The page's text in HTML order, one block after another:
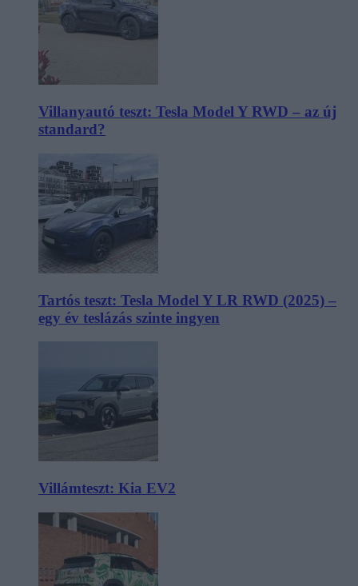
Villanyautó teszt: Tesla Model Y RWD – az új
standard?
Tartós teszt: Tesla Model Y LR RWD (2025) –
egy év teslázás szinte ingyen
Villámteszt: Kia EV2